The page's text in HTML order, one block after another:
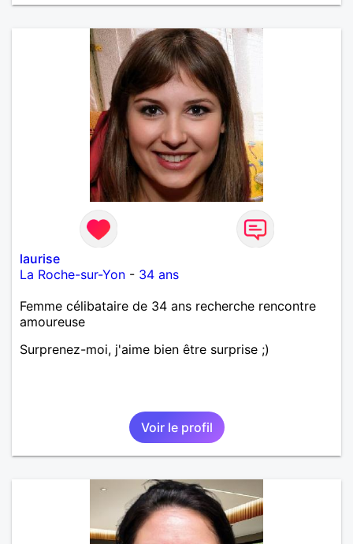
laurise
La Roche-sur-Yon - 34 ans
Femme célibataire de 34 ans recherche rencontre
amoureuse
Surprenez-moi, j'aime bien être surprise ;)
Voir le profil